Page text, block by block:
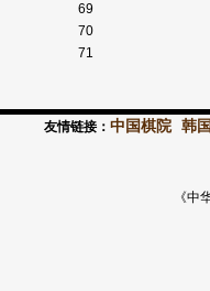
69
70
71
友情链接： 中国棋院 韩
《